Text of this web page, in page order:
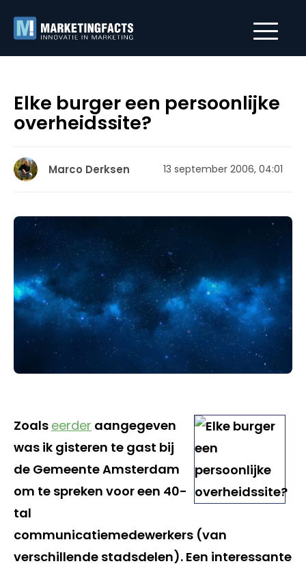
Elke burger een persoonlijke
overheidssite?
Marco Derksen 13 september 2006, 04:01
Zoals eerder aangegeven
was ik gisteren te gast bij
de Gemeente Amsterdam
om te spreken voor een 40-
tal
communicatiemedewerkers (van
verschillende stadsdelen). Een interessante